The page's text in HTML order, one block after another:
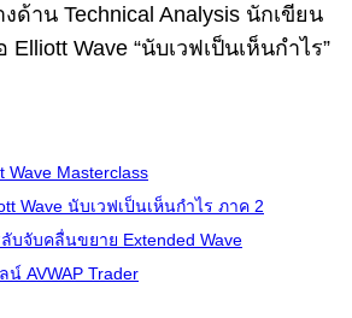
ด้าน Technical Analysis นักเขียน
Elliott Wave “นับเวฟเป็นเห็นกำไร”
Wave Masterclass
Wave นับเวฟเป็นเห็นกำไร ภาค 2
บจับคลื่นขยาย Extended Wave
น์ AVWAP Trader